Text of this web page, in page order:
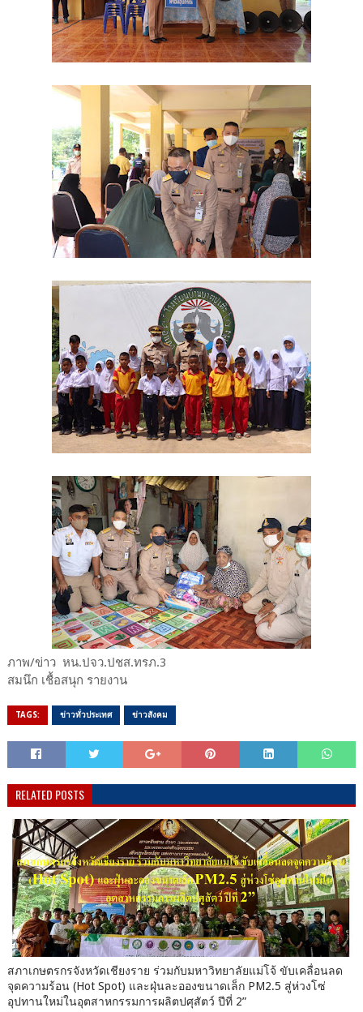
ภาพ/ข่าว หน.ปจว.ปชส.ทรภ.3
สมนึก เชื้อสนุก รายงาน
TAGS: ข่าวทั่วประเทศ ข่าวสังคม
RELATED POSTS
สภาเกษตรกรจังหวัดเชียงราย ร่วมกับมหาวิทยาลัยแม่โจ้ ขับเคลื่อนลด
จุดความร้อน (Hot Spot) และฝุ่นละอองขนาดเล็ก PM2.5 สู่ห่วงโซ่
อุปทานใหม่ในอุตสาหกรรมการผลิตปศุสัตว์ ปีที่ 2”